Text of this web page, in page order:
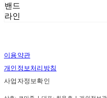
밴드
라인
이용약관
개인정보처리방침
사업자정보확인